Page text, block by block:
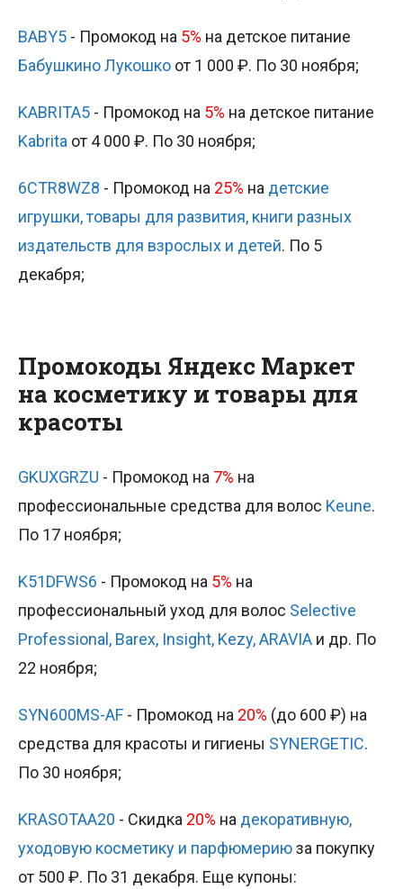
BABY5 - Промокод на 5% на детское питание
Бабушкино Лукошко от 1 000 ₽. По 30 ноября;
KABRITA5 - Промокод на 5% на детское питание
Kabrita от 4 000 ₽. По 30 ноября;
6CTR8WZ8 - Промокод на 25% на детские
игрушки, товары для развития, книги разных
издательств для взрослых и детей. По 5
декабря;
Промокоды Яндекс Маркет
на косметику и товары для
красоты
GKUXGRZU - Промокод на 7% на
профессиональные средства для волос Keune.
По 17 ноября;
K51DFWS6 - Промокод на 5% на
профессиональный уход для волос Selective
Professional, Barex, Insight, Kezy, ARAVIA и др. По
22 ноября;
SYN600MS-AF - Промокод на 20% (до 600 ₽) на
средства для красоты и гигиены SYNERGETIC.
По 30 ноября;
KRASOTAA20 - Скидка 20% на декоративную,
уходовую косметику и парфюмериюза покупку
от 500 ₽. По 31 декабря. Еще купоны: